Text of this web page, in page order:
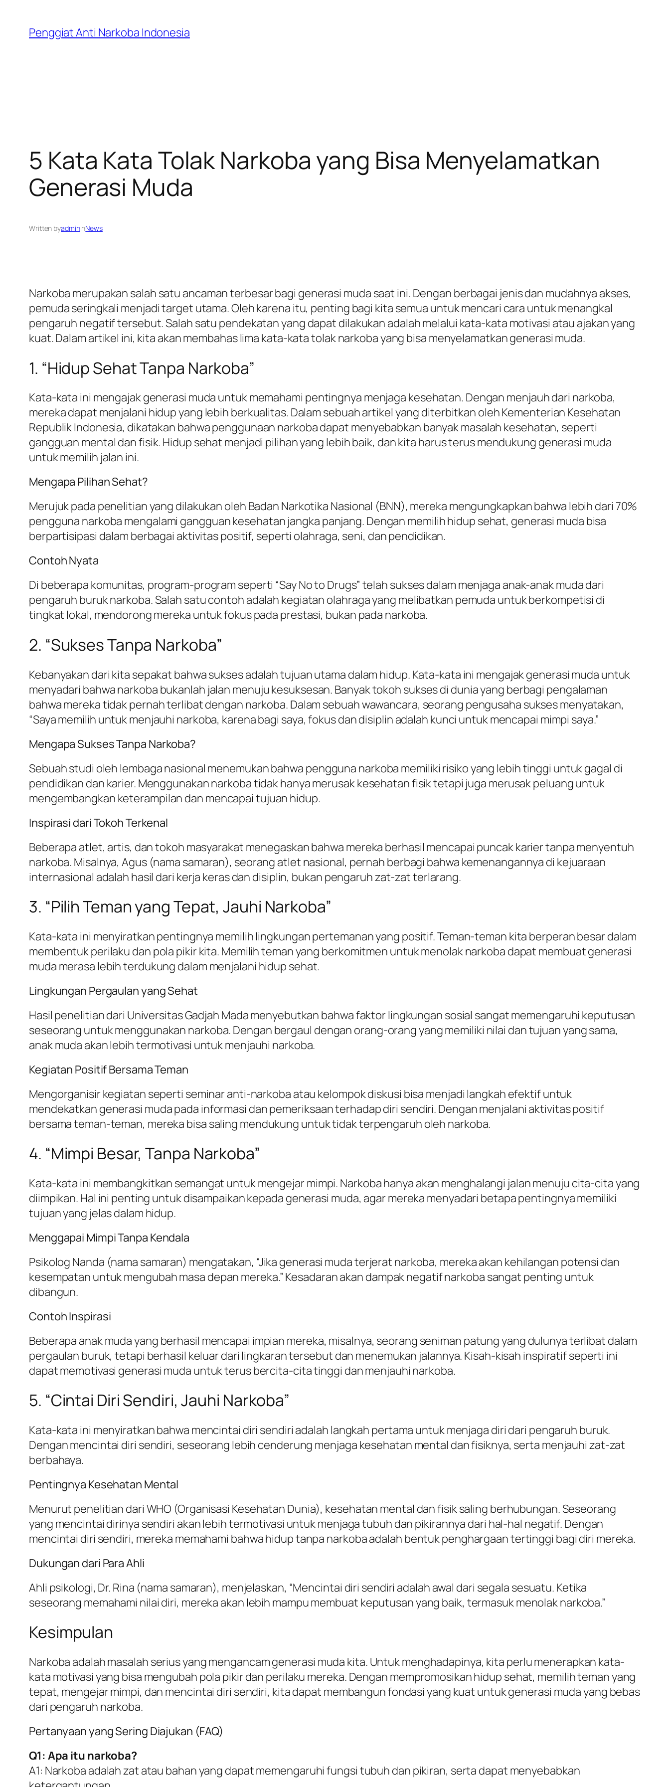
content
Penggiat Anti Narkoba Indonesia
5 Kata Kata Tolak Narkoba yang Bisa Menyelamatkan
Generasi Muda
Written byadmininNews
Narkoba merupakan salah satu ancaman terbesar bagi generasi muda saat ini. Dengan berbagai jenis dan mudahnya akses,
pemuda seringkali menjadi target utama. Oleh karena itu, penting bagi kita semua untuk mencari cara untuk menangkal
pengaruh negatif tersebut. Salah satu pendekatan yang dapat dilakukan adalah melalui kata-kata motivasi atau ajakan yang
kuat. Dalam artikel ini, kita akan membahas lima kata-kata tolak narkoba yang bisa menyelamatkan generasi muda.
1. “Hidup Sehat Tanpa Narkoba”
Kata-kata ini mengajak generasi muda untuk memahami pentingnya menjaga kesehatan. Dengan menjauh dari narkoba,
mereka dapat menjalani hidup yang lebih berkualitas. Dalam sebuah artikel yang diterbitkan oleh Kementerian Kesehatan
Republik Indonesia, dikatakan bahwa penggunaan narkoba dapat menyebabkan banyak masalah kesehatan, seperti
gangguan mental dan fisik. Hidup sehat menjadi pilihan yang lebih baik, dan kita harus terus mendukung generasi muda
untuk memilih jalan ini.
Mengapa Pilihan Sehat?
Merujuk pada penelitian yang dilakukan oleh Badan Narkotika Nasional (BNN), mereka mengungkapkan bahwa lebih dari 70%
pengguna narkoba mengalami gangguan kesehatan jangka panjang. Dengan memilih hidup sehat, generasi muda bisa
berpartisipasi dalam berbagai aktivitas positif, seperti olahraga, seni, dan pendidikan.
Contoh Nyata
Di beberapa komunitas, program-program seperti “Say No to Drugs” telah sukses dalam menjaga anak-anak muda dari
pengaruh buruk narkoba. Salah satu contoh adalah kegiatan olahraga yang melibatkan pemuda untuk berkompetisi di
tingkat lokal, mendorong mereka untuk fokus pada prestasi, bukan pada narkoba.
2. “Sukses Tanpa Narkoba”
Kebanyakan dari kita sepakat bahwa sukses adalah tujuan utama dalam hidup. Kata-kata ini mengajak generasi muda untuk
menyadari bahwa narkoba bukanlah jalan menuju kesuksesan. Banyak tokoh sukses di dunia yang berbagi pengalaman
bahwa mereka tidak pernah terlibat dengan narkoba. Dalam sebuah wawancara, seorang pengusaha sukses menyatakan,
“Saya memilih untuk menjauhi narkoba, karena bagi saya, fokus dan disiplin adalah kunci untuk mencapai mimpi saya.”
Mengapa Sukses Tanpa Narkoba?
Sebuah studi oleh lembaga nasional menemukan bahwa pengguna narkoba memiliki risiko yang lebih tinggi untuk gagal di
pendidikan dan karier. Menggunakan narkoba tidak hanya merusak kesehatan fisik tetapi juga merusak peluang untuk
mengembangkan keterampilan dan mencapai tujuan hidup.
Inspirasi dari Tokoh Terkenal
Beberapa atlet, artis, dan tokoh masyarakat menegaskan bahwa mereka berhasil mencapai puncak karier tanpa menyentuh
narkoba. Misalnya, Agus (nama samaran), seorang atlet nasional, pernah berbagi bahwa kemenangannya di kejuaraan
internasional adalah hasil dari kerja keras dan disiplin, bukan pengaruh zat-zat terlarang.
3. “Pilih Teman yang Tepat, Jauhi Narkoba”
Kata-kata ini menyiratkan pentingnya memilih lingkungan pertemanan yang positif. Teman-teman kita berperan besar dalam
membentuk perilaku dan pola pikir kita. Memilih teman yang berkomitmen untuk menolak narkoba dapat membuat generasi
muda merasa lebih terdukung dalam menjalani hidup sehat.
Lingkungan Pergaulan yang Sehat
Hasil penelitian dari Universitas Gadjah Mada menyebutkan bahwa faktor lingkungan sosial sangat memengaruhi keputusan
seseorang untuk menggunakan narkoba. Dengan bergaul dengan orang-orang yang memiliki nilai dan tujuan yang sama,
anak muda akan lebih termotivasi untuk menjauhi narkoba.
Kegiatan Positif Bersama Teman
Mengorganisir kegiatan seperti seminar anti-narkoba atau kelompok diskusi bisa menjadi langkah efektif untuk
mendekatkan generasi muda pada informasi dan pemeriksaan terhadap diri sendiri. Dengan menjalani aktivitas positif
bersama teman-teman, mereka bisa saling mendukung untuk tidak terpengaruh oleh narkoba.
4. “Mimpi Besar, Tanpa Narkoba”
Kata-kata ini membangkitkan semangat untuk mengejar mimpi. Narkoba hanya akan menghalangi jalan menuju cita-cita yang
diimpikan. Hal ini penting untuk disampaikan kepada generasi muda, agar mereka menyadari betapa pentingnya memiliki
tujuan yang jelas dalam hidup.
Menggapai Mimpi Tanpa Kendala
Psikolog Nanda (nama samaran) mengatakan, “Jika generasi muda terjerat narkoba, mereka akan kehilangan potensi dan
kesempatan untuk mengubah masa depan mereka.” Kesadaran akan dampak negatif narkoba sangat penting untuk
dibangun.
Contoh Inspirasi
Beberapa anak muda yang berhasil mencapai impian mereka, misalnya, seorang seniman patung yang dulunya terlibat dalam
pergaulan buruk, tetapi berhasil keluar dari lingkaran tersebut dan menemukan jalannya. Kisah-kisah inspiratif seperti ini
dapat memotivasi generasi muda untuk terus bercita-cita tinggi dan menjauhi narkoba.
5. “Cintai Diri Sendiri, Jauhi Narkoba”
Kata-kata ini menyiratkan bahwa mencintai diri sendiri adalah langkah pertama untuk menjaga diri dari pengaruh buruk.
Dengan mencintai diri sendiri, seseorang lebih cenderung menjaga kesehatan mental dan fisiknya, serta menjauhi zat-zat
berbahaya.
Pentingnya Kesehatan Mental
Menurut penelitian dari WHO (Organisasi Kesehatan Dunia), kesehatan mental dan fisik saling berhubungan. Seseorang
yang mencintai dirinya sendiri akan lebih termotivasi untuk menjaga tubuh dan pikirannya dari hal-hal negatif. Dengan
mencintai diri sendiri, mereka memahami bahwa hidup tanpa narkoba adalah bentuk penghargaan tertinggi bagi diri mereka.
Dukungan dari Para Ahli
Ahli psikologi, Dr. Rina (nama samaran), menjelaskan, “Mencintai diri sendiri adalah awal dari segala sesuatu. Ketika
seseorang memahami nilai diri, mereka akan lebih mampu membuat keputusan yang baik, termasuk menolak narkoba.”
Kesimpulan
Narkoba adalah masalah serius yang mengancam generasi muda kita. Untuk menghadapinya, kita perlu menerapkan kata-
kata motivasi yang bisa mengubah pola pikir dan perilaku mereka. Dengan mempromosikan hidup sehat, memilih teman yang
tepat, mengejar mimpi, dan mencintai diri sendiri, kita dapat membangun fondasi yang kuat untuk generasi muda yang bebas
dari pengaruh narkoba.
Pertanyaan yang Sering Diajukan (FAQ)
Q1: Apa itu narkoba?
A1: Narkoba adalah zat atau bahan yang dapat memengaruhi fungsi tubuh dan pikiran, serta dapat menyebabkan